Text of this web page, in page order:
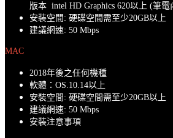
版本 intel HD Graphics 620以上 (筆電
安裝空間: 硬碟空間需至少20GB以上
建議網速: 50 Mbps
MAC
2018年後之任何機種
軟體：OS.10.14以上
安裝空間: 硬碟空間需至少20GB以上
建議網速: 50 Mbps
安裝注意事項